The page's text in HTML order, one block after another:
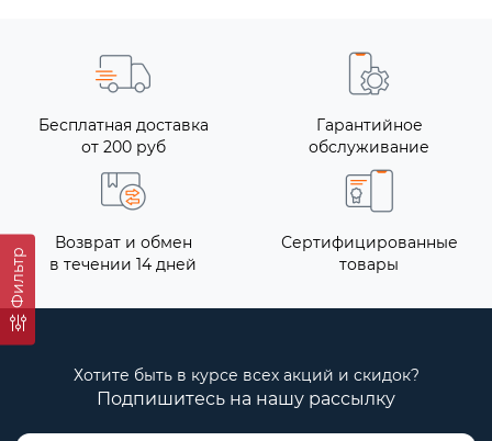
Фильтр
Бесплатная доставка
от 200 руб
Гарантийное
обслуживание
Возврат и обмен
в течении 14 дней
Сертифицированные
товары
Хотите быть в курсе всех акций и скидок?
Подпишитесь на нашу рассылку